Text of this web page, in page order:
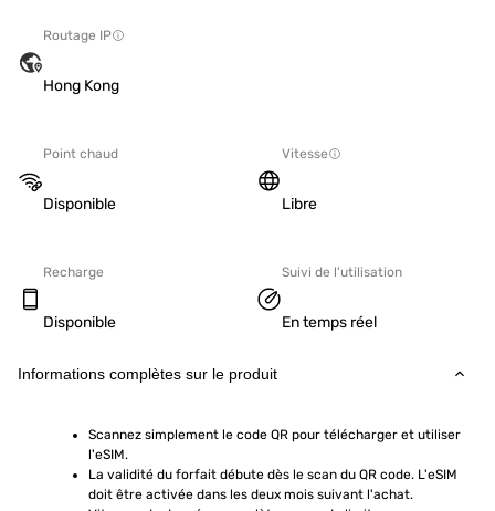
Routage IP
Hong Kong
Point chaud
Disponible
Vitesse
Libre
Recharge
Disponible
Suivi de l'utilisation
En temps réel
Informations complètes sur le produit
Scannez simplement le code QR pour télécharger et utiliser
l'eSIM.
La validité du forfait débute dès le scan du QR code. L'eSIM
doit être activée dans les deux mois suivant l'achat.